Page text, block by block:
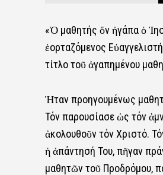
«Ὁ μαθητής ὅν ἠγάπα ὁ
ἑορταζόμενος
τίτλο τοῦ ἀγαπημένου
Ἠταν προηγουμένως
Τόν παρουσίασε ὡς τόν
ἀκολουθοῦν τόν Χριστό.
ἡ ἀπάντησή Του, πῆγαν
μαθητῶν τοῦ Προδρόμου,